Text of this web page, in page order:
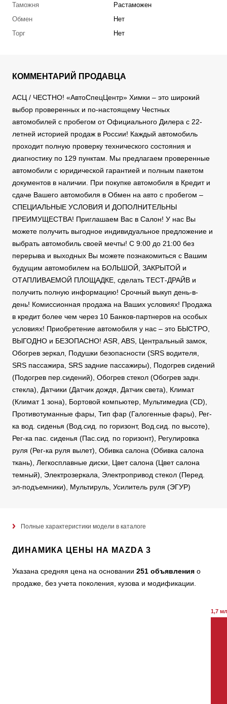
Таможня
Растаможен
Обмен
Нет
Торг
Нет
КОММЕНТАРИЙ ПРОДАВЦА
АСЦ / ЧЕСТНО! «АвтоСпецЦентр» Химки – это широкий
выбор проверенных и по-настоящему Честных
автомобилей с пробегом от Официального Дилера с 22-
летней историей продаж в России! Каждый автомобиль
проходит полную проверку технического состояния и
диагностику по 129 пунктам. Мы предлагаем проверенные
автомобили с юридической гарантией и полным пакетом
документов в наличии. При покупке автомобиля в Кредит и
сдаче Вашего автомобиля в Обмен на авто с пробегом –
СПЕЦИАЛЬНЫЕ УСЛОВИЯ И ДОПОЛНИТЕЛЬНЫ
ПРЕИМУЩЕСТВА! Приглашаем Вас в Салон! У нас Вы
можете получить выгодное индивидуальное предложение и
выбрать автомобиль своей мечты! С 9:00 до 21:00 без
перерыва и выходных Вы можете познакомиться с Вашим
будущим автомобилем на БОЛЬШОЙ, ЗАКРЫТОЙ и
ОТАПЛИВАЕМОЙ ПЛОЩАДКЕ, сделать ТЕСТ-ДРАЙВ и
получить полную информацию! Срочный выкуп день-в-
день! Комиссионная продажа на Ваших условиях! Продажа
в кредит более чем через 10 Банков-партнеров на особых
условиях! Приобретение автомобиля у нас – это БЫСТРО,
ВЫГОДНО и БЕЗОПАСНО! ASR, ABS, Центральный замок,
Обогрев зеркал, Подушки безопасности (SRS водителя,
SRS пассажира, SRS задние пассажиры), Подогрев сидений
(Подогрев пер.сидений), Обогрев стекол (Обогрев задн.
стекла), Датчики (Датчик дождя, Датчик света), Климат
(Климат 1 зона), Бортовой компьютер, Мультимедиа (CD),
Противотуманные фары, Тип фар (Галогенные фары), Рег-
ка вод. сиденья (Вод.сид. по горизонт, Вод.сид. по высоте),
Рег-ка пас. сиденья (Пас.сид. по горизонт), Регулировка
руля (Рег-ка руля вылет), Обивка салона (Обивка салона
ткань), Легкосплавные диски, Цвет салона (Цвет салона
темный), Электрозеркала, Электропривод стекол (Перед.
эл-подъемники), Мультируль, Усилитель руля (ЭГУР)
Полные характеристики модели в каталоге
ДИНАМИКА ЦЕНЫ НА MAZDA 3
Указана средняя цена на основании 251 объявления о
продаже, без учета поколения, кузова и модификации.
1,7